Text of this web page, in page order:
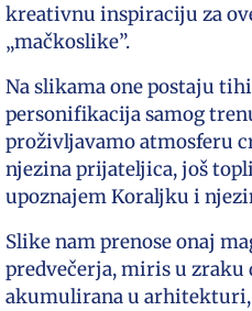
kreativnu inspiraciju za
„mačkoslike”.
Na slikama one postaju
personifikacija samog
proživljavamo atmosferu
njezina prijateljica, još
upoznajem Koraljku i
Slike nam prenose onaj
predvečerja, miris u
akumulirana u